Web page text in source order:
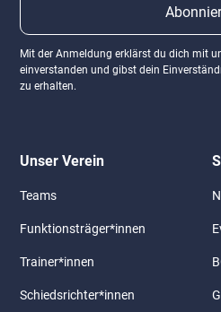
Mit der Anmeldung erklärst du dich mit
einverstanden und gibst dein
zu erhalten.
Unser Verein
Teams
Funktionsträger*innen
Trainer*innen
Schiedsrichter*innen